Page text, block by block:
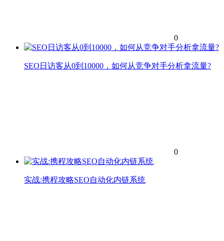
0
SEO日访客从0到10000，如何从竞争对手分析拿流量?
0
实战:携程攻略SEO自动化内链系统